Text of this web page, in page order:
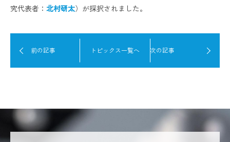
究代表者： 北村研太）が採択されました。
前の記事 トピックス一覧へ 次の記事